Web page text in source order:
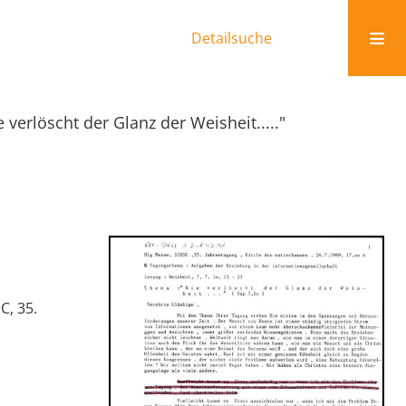
Detailsuche
verlöscht der Glanz der Weisheit....."
35.